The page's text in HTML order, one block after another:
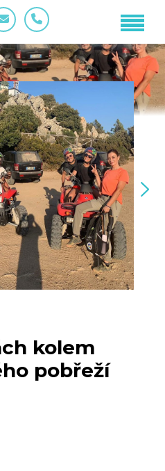
kolem
pobřeží